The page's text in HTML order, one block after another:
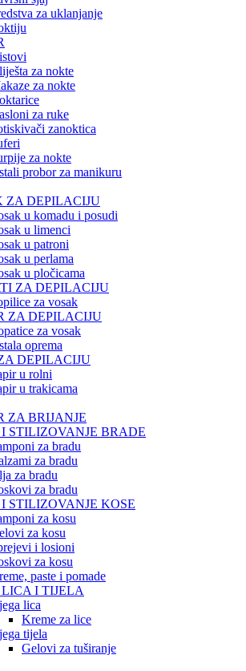
za uklanjanje
za nokte
za nokte
za ruke
zanoktica
za nokte
probor za manikuru
ZA DEPILACIJU
u komadu i posudi
u limenci
u patroni
u perlama
u pločicama
ZA DEPILACIJU
za vosak
ZA DEPILACIJU
za vosak
oprema
DEPILACIJU
u rolni
u trakicama
ZA BRIJANJE
STILIZOVANJE BRADE
za bradu
za bradu
za bradu
za bradu
STILIZOVANJE KOSE
za kosu
za kosu
i losioni
za kosu
paste i pomade
I TIJELA
lica
Kreme za lice
tijela
Gelovi za tuširanje